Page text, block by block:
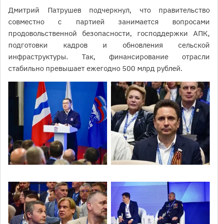
Дмитрий Патрушев подчеркнул, что правительство
совместно с партией занимается вопросами
продовольственной безопасности, господдержки АПК,
подготовки кадров и обновления сельской
инфраструктуры. Так, финансирование отрасли
стабильно превышает ежегодно 500 млрд рублей.